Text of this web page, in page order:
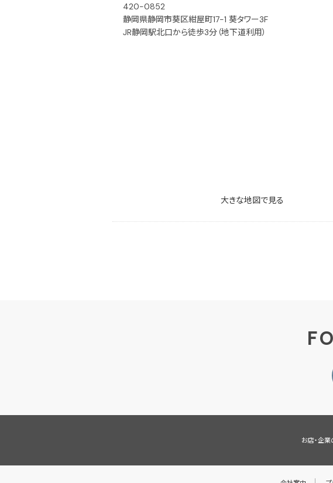
420-0852
静岡県静岡市葵区紺屋町17-1 葵タワー3F
JR静岡駅北口から徒歩3分（地下道利用）
大きな地図で見る
お店・企